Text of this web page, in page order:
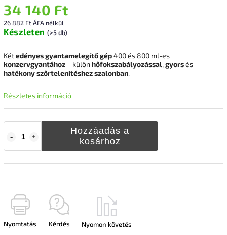
34 140 Ft
26 882 Ft ÁFA nélkül
Készleten (>5 db)
Hozzáadás a
kosárhoz
Kétedényes gyantamelegítő gép400 és 800 ml-es
konzervgyantához – külön hőfokszabályozással,gyorsés
hatékony szőrtelenítéshez szalonban.
Részletes információ
Nyomtatás Kérdés Nyomon követés